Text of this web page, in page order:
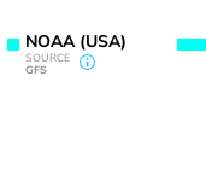
NOAA (USA)
SOURCE
GFS